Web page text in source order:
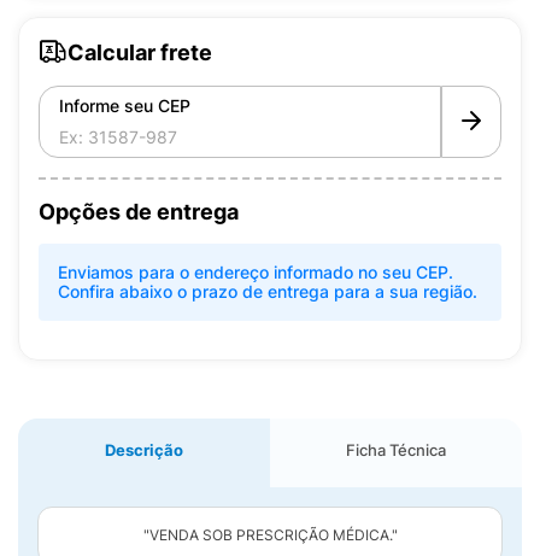
Calcular frete
Informe seu CEP
Opções de entrega
Enviamos para o endereço informado no seu CEP.
Confira abaixo o prazo de entrega para a sua região.
Descrição Ficha Técnica
"VENDA SOB PRESCRIÇÃO MÉDICA."